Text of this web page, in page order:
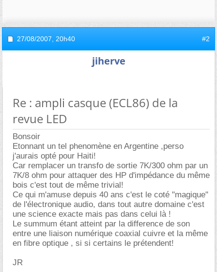
27/08/2007, 20h40 #2
jiherve
Re : ampli casque (ECL86) de la
revue LED
Bonsoir
Etonnant un tel phenomène en Argentine ,perso
j'aurais opté pour Haiti!
Car remplacer un transfo de sortie 7K/300 ohm par un
7K/8 ohm pour attaquer des HP d'impédance du même
bois c'est tout de même trivial!
Ce qui m'amuse depuis 40 ans c'est le coté "magique"
de l'électronique audio, dans tout autre domaine c'est
une science exacte mais pas dans celui là !
Le summum étant atteint par la difference de son
entre une liaison numérique coaxial cuivre et la même
en fibre optique , si si certains le prétendent!
JR